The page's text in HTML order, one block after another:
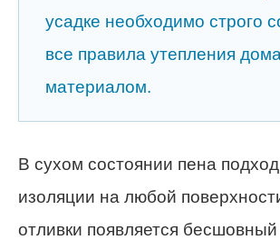
усадке необходимо строго
все правила утепления
материалом.
В сухом состоянии пена
изоляции на любой
отливки появляется